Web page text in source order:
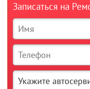
Записаться на